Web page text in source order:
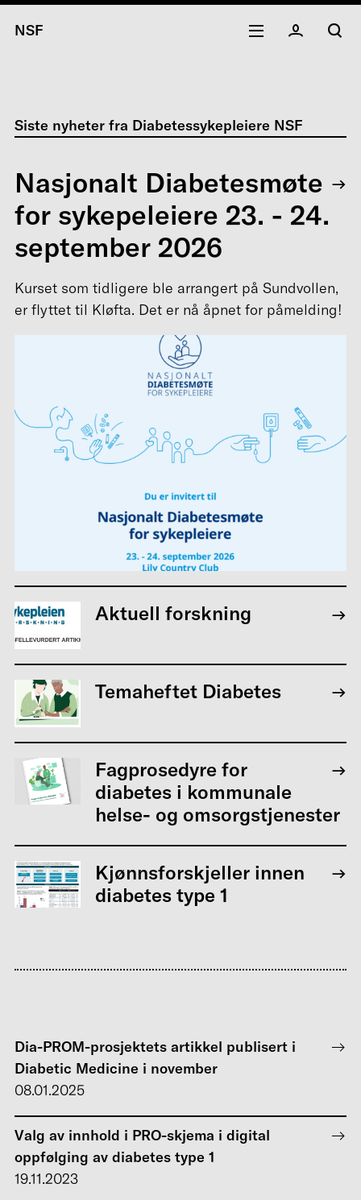
NSF
Siste nyheter fra Diabetessykepleiere NSF
Nasjonalt Diabetesmøte
for sykepeleiere 23. - 24.
september 2026
Kurset som tidligere ble arrangert på Sundvollen,
er flyttet til Kløfta. Det er nå åpnet for påmelding!
Aktuell forskning
Temaheftet Diabetes
Fagprosedyre for
diabetes i kommunale
helse- og omsorgstjenester
Kjønnsforskjeller innen
diabetes type 1
Dia-PROM-prosjektets artikkel publisert i
Diabetic Medicine i november
08.01.2025
Valg av innhold i PRO-skjema i digital
oppfølging av diabetes type 1
19.11.2023